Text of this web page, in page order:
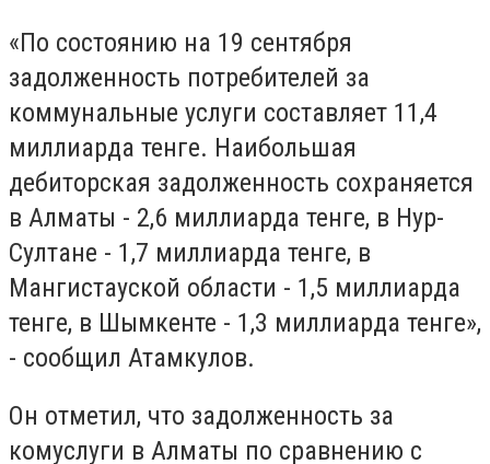
«По состоянию на 19 сентября
задолженность потребителей за
коммунальные услуги составляет 11,4
миллиарда тенге. Наибольшая
дебиторская задолженность сохраняется
в Алматы - 2,6 миллиарда тенге, в Нур-
Султане - 1,7 миллиарда тенге, в
Мангистауской области - 1,5 миллиарда
тенге, в Шымкенте - 1,3 миллиарда тенге»,
- сообщил Атамкулов.
Он отметил, что задолженность за
комуслуги в Алматы по сравнению с